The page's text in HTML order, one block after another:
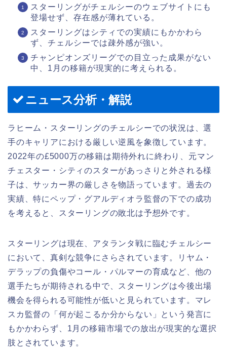
スターリングがチェルシーのウェブサイトにも
登場せず、存在感が薄れている。
スターリングはシティでの実績にもかかわら
ず、チェルシーでは疎外感が強い。
チャンピオンズリーグでの目立った成果がない
中、1月の移籍が現実的に考えられる。
ニュース分析・解説
ラヒーム・スターリングのチェルシーでの状況は、選
手のキャリアにおける厳しい逆風を象徴しています。
2022年の£5000万の移籍は期待外れに終わり、元マン
チェスター・シティのスターがあっさりと外される様
子は、サッカー界の厳しさを物語っています。過去の
実績、特にペップ・グアルディオラ監督の下での成功
を考えると、スターリングの敗北は予想外です。
スターリングは現在、アタランタ戦に臨むチェルシー
において、真剣な競争にさらされています。リヤム・
デラップの負傷やコール・パルマーの育成など、他の
選手たちが期待される中で、スターリングは今後出場
機会を得られる可能性が低いと見られています。マレ
スカ監督の「何が起こるか分からない」という発言に
もかかわらず、1月の移籍市場での放出が現実的な選択
肢とされています。